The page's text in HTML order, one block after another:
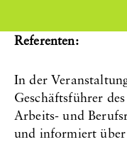
Referenten:
In der
Geschäftsführer
Arbeits- und
und informiert